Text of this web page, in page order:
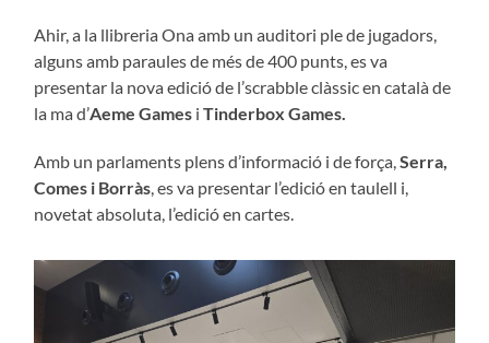
Ahir, a la llibreria Ona amb un auditori ple de jugadors,
alguns amb paraules de més de 400 punts, es va
presentar la nova edició de l’scrabble clàssic en català de
la ma d’Aeme Games iTinderbox Games.
Amb un parlaments plens d’informació i de força,Serra,
Comes i Borràs , es va presentar l’edició en taulell i,
novetat absoluta, l’edició en cartes.